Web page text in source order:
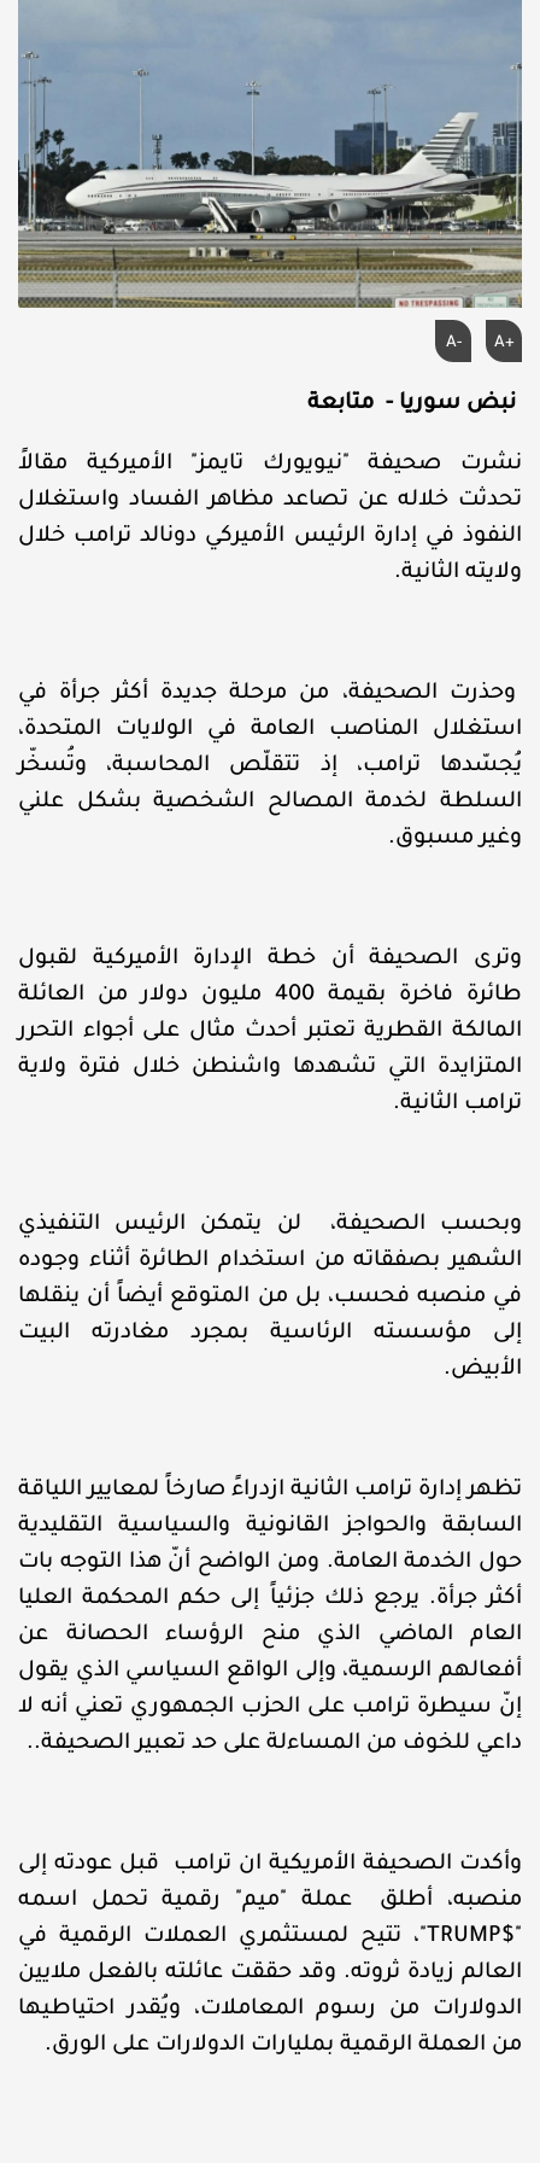
A+
A-
نبض سوريا - متابعة
نشرت صحيفة "نيويورك تايمز" الأميركية مقالاً
تحدثت خلاله عن تصاعد مظاهر الفساد واستغلال
النفوذ في إدارة الرئيس الأميركي دونالد ترامب خلال
ولايته الثانية.
وحذرت الصحيفة، من مرحلة جديدة أكثر جرأة في
استغلال المناصب العامة في الولايات المتحدة،
يُجسّدها ترامب، إذ تتقلّص المحاسبة، وتُسخّر
السلطة لخدمة المصالح الشخصية بشكل علني
وغير مسبوق.
وترى الصحيفة أن خطة الإدارة الأميركية لقبول
طائرة فاخرة بقيمة 400 مليون دولار من العائلة
المالكة القطرية تعتبر أحدث مثال على أجواء التحرر
المتزايدة التي تشهدها واشنطن خلال فترة ولاية
ترامب الثانية.
وبحسب الصحيفة، لن يتمكن الرئيس التنفيذي
الشهير بصفقاته من استخدام الطائرة أثناء وجوده
في منصبه فحسب، بل من المتوقع أيضاً أن ينقلها
إلى مؤسسته الرئاسية بمجرد مغادرته البيت
الأبيض.
تظهر إدارة ترامب الثانية ازدراءً صارخاً لمعايير اللياقة
السابقة والحواجز القانونية والسياسية التقليدية
حول الخدمة العامة. ومن الواضح أنّ هذا التوجه بات
أكثر جرأة. يرجع ذلك جزئياً إلى حكم المحكمة العليا
العام الماضي الذي منح الرؤساء الحصانة عن
أفعالهم الرسمية، وإلى الواقع السياسي الذي يقول
إنّ سيطرة ترامب على الحزب الجمهوري تعني أنه لا
داعي للخوف من المساءلة على حد تعبير الصحيفة..
وأكدت الصحيفة الأمريكية ان ترامب قبل عودته إلى
منصبه، أطلق عملة "ميم" رقمية تحمل اسمه
"$TRUMP"، تتيح لمستثمري العملات الرقمية في
العالم زيادة ثروته. وقد حققت عائلته بالفعل ملايين
الدولارات من رسوم المعاملات، ويُقدر احتياطيها
من العملة الرقمية بمليارات الدولارات على الورق.